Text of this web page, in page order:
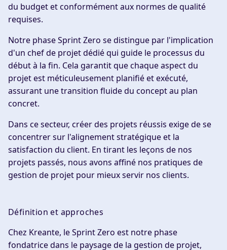
du budget et conformément aux normes de qualité
requises.
Notre phase Sprint Zero se distingue par l'implication
d'un chef de projet dédié qui guide le processus du
début à la fin. Cela garantit que chaque aspect du
projet est méticuleusement planifié et exécuté,
assurant une transition fluide du concept au plan
concret.
Dans ce secteur, créer des projets réussis exige de se
concentrer sur l'alignement stratégique et la
satisfaction du client. En tirant les leçons de nos
projets passés, nous avons affiné nos pratiques de
gestion de projet pour mieux servir nos clients.
Définition et approches
Chez Kreante, le Sprint Zero est notre phase
fondatrice dans le paysage de la gestion de projet,